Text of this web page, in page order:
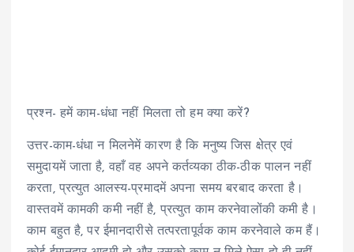
प्रश्न- हमें काम-धंधा नहीं मिलता तो हम क्या करें?
उत्तर-काम-धंधा न मिलनेमें कारण है कि मनुष्य जिस क्षेत्र एवं
समुदायमें जाता है, वहाँ वह अपने कर्तव्यका ठीक-ठीक पालन नहीं
करता, प्रत्युत आलस्य-प्रमादमें अपना समय बरबाद करता है।
वास्तवमें कामकी कमी नहीं है, प्रत्युत काम करनेवालोंकी कमी है।
काम बहुत है, पर ईमानदारीसे तत्परतापूर्वक काम करनेवाले कम हैं।